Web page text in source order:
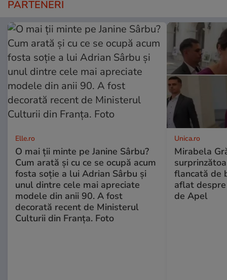
PARTENERI
Elle.ro
O mai ții minte pe Janine Sârbu?
Cum arată și cu ce se ocupă acum
fosta soție a lui Adrian Sârbu și
unul dintre cele mai apreciate
modele din anii 90. A fost
decorată recent de Ministerul
Culturii din Franța. Foto
Unica.ro
Mirabela
flancată de
aflat
de Apel